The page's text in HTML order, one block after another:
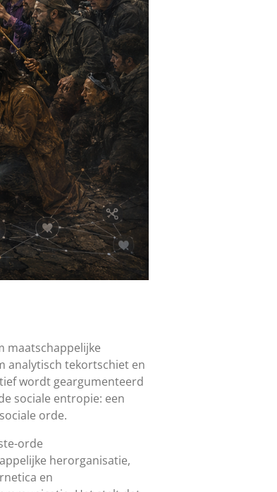
maatschappelijke
analytisch tekortschiet en
wordt geargumenteerd
sociale entropie: een
orde.
orde
herorganisatie,
en